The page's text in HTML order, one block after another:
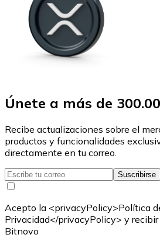
Únete a más de
Recibe actualizaciones sobre el
productos y funcionalidades
directamente en tu correo.
Suscribirse
Acepto la <privacyPolicy>Política
Privacidad</privacyPolicy> y
Bitnovo